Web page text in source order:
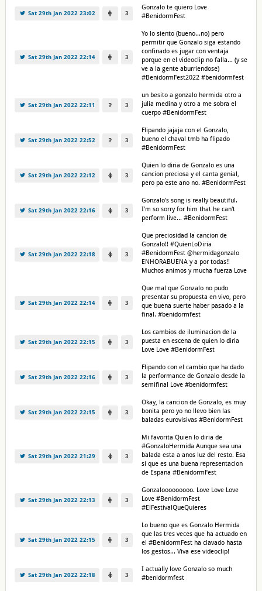
Sat 29th Jan 2022 23:02 3
Gonzalo te quiero Love
#BenidormFest
Sat 29th Jan 2022 22:14 3
Yo lo siento (bueno...no) pero
permitir que Gonzalo siga estando
confinado es jugar con ventaja
porque en el videoclip no falla... (y se
ve a la gente aburriendose)
#BenidormFest2022 #benidormfest
Sat 29th Jan 2022 22:11 3
un besito a gonzalo hermida otro a
julia medina y otro a me sobra el
cuerpo #BenidormFest
Sat 29th Jan 2022 22:52 3
Flipando jajaja con el Gonzalo,
bueno el chaval tmb ha flipado
#BenidormFest
Sat 29th Jan 2022 22:12 3
Quien lo diria de Gonzalo es una
cancion preciosa y el canta genial,
pero pa este ano no. #BenidormFest
Sat 29th Jan 2022 22:16 3
Gonzalo's song is really beautiful.
I'm so sorry for him that he can't
perform live... #BenidormFest
Sat 29th Jan 2022 22:18 3
Que preciosidad la cancion de
Gonzalo!! #QuienLoDiria
#BenidormFest @hermidagonzalo
ENHORABUENA y a por todas!!
Muchos animos y mucha fuerza Love
Sat 29th Jan 2022 22:14 3
Que mal que Gonzalo no pudo
presentar su propuesta en vivo, pero
que buena suerte haber pasado a la
final. #benidormfest
Sat 29th Jan 2022 22:15 3
Los cambios de iluminacion de la
puesta en escena de quien lo diria
Love Love #BenidormFest
Sat 29th Jan 2022 22:16 3
Flipando con el cambio que ha dado
la performance de Gonzalo desde la
semifinal Love #benidormfest
Sat 29th Jan 2022 22:15 3
Okay, la cancion de Gonzalo, es muy
bonita pero yo no llevo bien las
baladas eurovisivas #BenidormFest
Sat 29th Jan 2022 21:29 3
Mi favorita Quien lo diria de
#GonzaloHermida Aunque sea una
balada esta a anos luz del resto. Esa
si que es una buena representacion
de Espana #BenidormFest
Sat 29th Jan 2022 22:13 3
Gonzalooooooooo. Love Love Love
Love #BenidormFest
#ElFestivalQueQuieres
Sat 29th Jan 2022 22:15 3
Lo bueno que es Gonzalo Hermida
que las tres veces que ha actuado en
el #BenidormFest ha clavado hasta
los gestos... Viva ese videoclip!
Sat 29th Jan 2022 22:18 3
I actually love Gonzalo so much
#benidormfest